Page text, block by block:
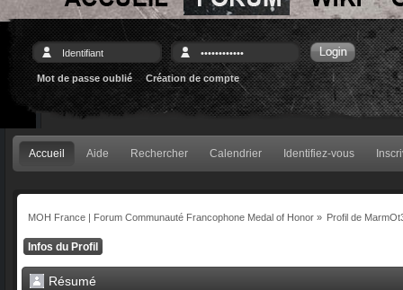
Mot de passe oublié Création de compte
Accueil Aide Rechercher Calendrier Identifiez-vous
MOH France | Forum Communauté Francophone Medal of Honor» Profil de
Infos du Profil
Résumé